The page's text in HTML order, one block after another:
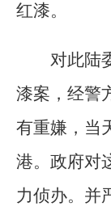
红漆。
对此陆
漆案，经警
有重嫌，当
港。政府对
力侦办。并